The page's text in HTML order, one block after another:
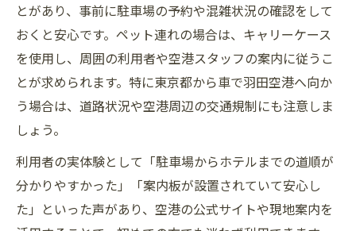
とがあり、事前に駐車場の予約や混雑状況の確認をして
おくと安心です。ペット連れの場合は、キャリーケース
を使用し、周囲の利用者や空港スタッフの案内に従うこ
とが求められます。特に東京都から車で羽田空港へ向か
う場合は、道路状況や空港周辺の交通規制にも注意しま
しょう。
利用者の実体験として「駐車場からホテルまでの道順が
分かりやすかった」「案内板が設置されていて安心し
た」といった声があり、空港の公式サイトや現地案内を